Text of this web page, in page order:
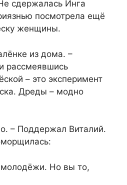
сдержалась Инга
посмотрела ещё
женщины.
из дома. –
рассмеявшись
– это эксперимент
Дреды – модно
– Поддержал Виталий.
Но вы то,